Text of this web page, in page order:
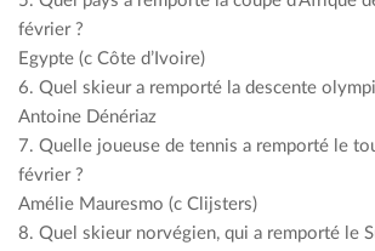
février ?
Egypte (c Côte d’Ivoire)
6. Quel skieur a remporté la descente
Antoine Dénériaz
7. Quelle joueuse de tennis a remporté le
février ?
Amélie Mauresmo (c Clijsters)
8. Quel skieur norvégien, qui a remporté le